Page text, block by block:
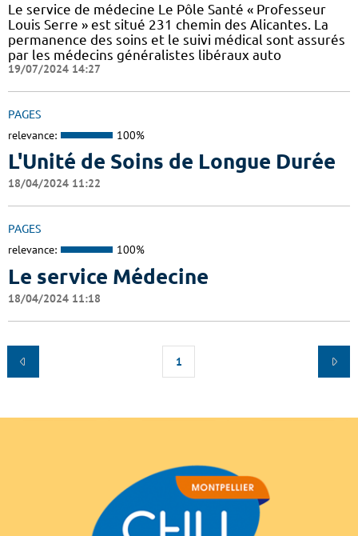
Le service de médecine Le Pôle Santé « Professeur
Louis Serre » est situé 231 chemin des Alicantes. La
permanence des soins et le suivi médical sont assurés
par les médecins généralistes libéraux auto
19/07/2024 14:27
PAGES
relevance: 100%
L'Unité de Soins de Longue Durée
18/04/2024 11:22
PAGES
relevance: 100%
Le service Médecine
18/04/2024 11:18
1